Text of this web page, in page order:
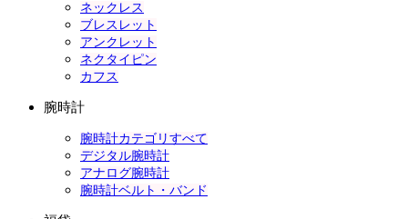
ネックレス
ブレスレット
アンクレット
ネクタイピン
カフス
腕時計
腕時計カテゴリすべて
デジタル腕時計
アナログ腕時計
腕時計ベルト・バンド